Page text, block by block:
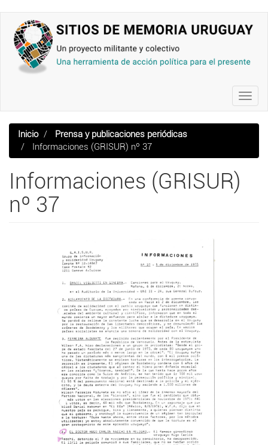
contenido
principal
Inicio
Prensa y publicaciones periódicas
Informaciones (GRISUR) nº 37
Informaciones (GRISUR)
nº 37